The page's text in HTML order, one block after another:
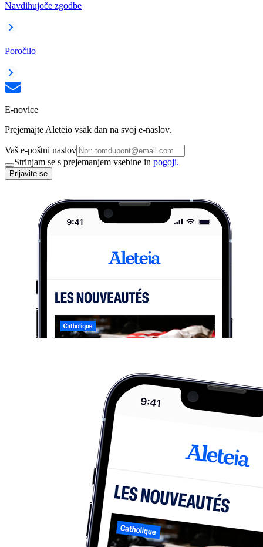
Navdihujoče zgodbe
Poročilo
E-novice
Prejemajte Aleteio vsak dan na svoj e-naslov.
Vaš e-poštni naslov
Strinjam se s prejemanjem vsebine in pogoji.
Prijavite se